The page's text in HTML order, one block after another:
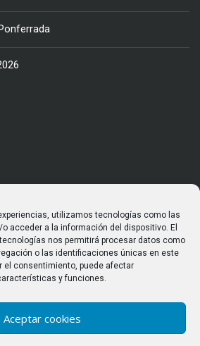
utilizamos tecnologías como las
acceder a la información del dispositivo. El
nos permitirá procesar datos como
o las identificaciones únicas en este
el consentimiento, puede afectar
y funciones.
Aceptar cookies